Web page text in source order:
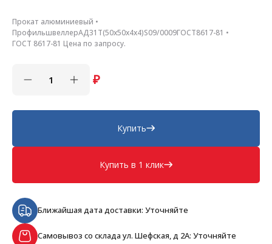
Прокат алюминиевый •
ПрофильшвеллерАД31Т(50х50х4х4)S09/0009ГОСТ8617-81 •
ГОСТ 8617-81 Цена по запросу.
₽
Купить
Купить в 1 клик
Ближайшая дата доставки: Уточняйте
Самовывоз со склада ул. Шефская, д 2А: Уточняйте